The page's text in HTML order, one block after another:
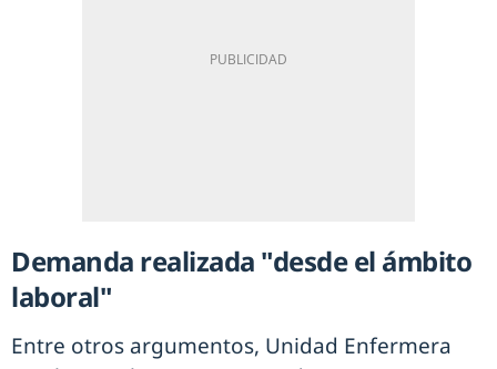
Demanda realizada "desde el ámbito
laboral"
Entre otros argumentos, Unidad Enfermera